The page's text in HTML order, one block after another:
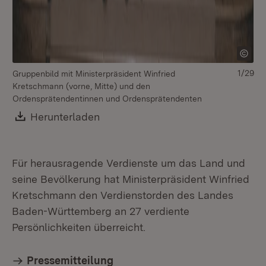
Gruppenbild mit Ministerpräsident Winfried
Kretschmann (vorne, Mitte) und den
Ordensprätendentinnen und Ordensprätendenten
Download:
Herunterladen
1/29
Für herausragende Verdienste um das Land und
seine Bevölkerung hat Ministerpräsident Winfried
Kretschmann den Verdienstorden des Landes
Baden-Württemberg an 27 verdiente
Persönlichkeiten überreicht.
Pressemitteilung